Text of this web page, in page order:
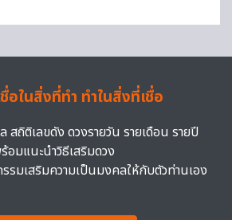
อในสิ่งที่ทำ ทำในสิ่งที่เชื่อ
สถิติเลขดัง ดวงรายวัน รายเดือน รายปี
อมแนะนำวิธีเสริมดวง
รมเสริมความเป็นมงคลให้กับตัวท่านเอง